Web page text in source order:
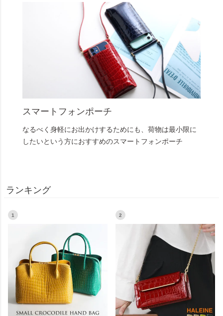
スマートフォンポーチ
なるべく身軽にお出かけするためにも、荷物は最小限に
したいという方におすすめのスマートフォンポーチ
ランキング
1 2